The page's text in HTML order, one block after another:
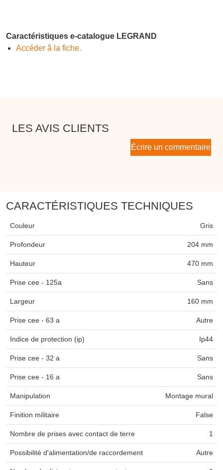
Caractéristiques e-catalogue LEGRAND
Accéder â la fiche.
LES AVIS CLIENTS
Écrire un commentaire
CARACTÉRISTIQUES TECHNIQUES
Couleur Gris
Profondeur 204 mm
Hauteur 470 mm
Prise cee - 125a Sans
Largeur 160 mm
Prise cee - 63 a Autre
Indice de protection (ip) Ip44
Prise cee - 32 a Sans
Prise cee - 16 a Sans
Manipulation Montage mural
Finition militaire False
Nombre de prises avec contact de terre 1
Possibilité d'alimentation/de raccordement Autre